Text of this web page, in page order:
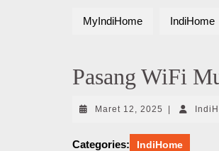
MyIndiHome IndiHome
Pasang WiFi
Maret 12, 2025 Maret
2025
Categories: IndiHome